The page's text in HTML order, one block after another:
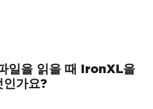
일을 읽을 때 IronXL을
인가요?